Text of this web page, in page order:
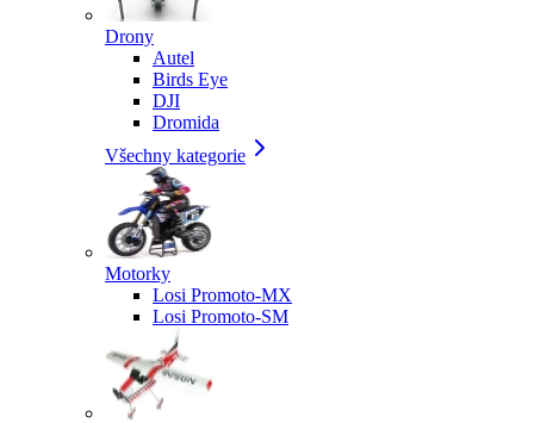
Drony
Autel
Birds Eye
DJI
Dromida
Všechny kategorie
Motorky
Losi Promoto-MX
Losi Promoto-SM